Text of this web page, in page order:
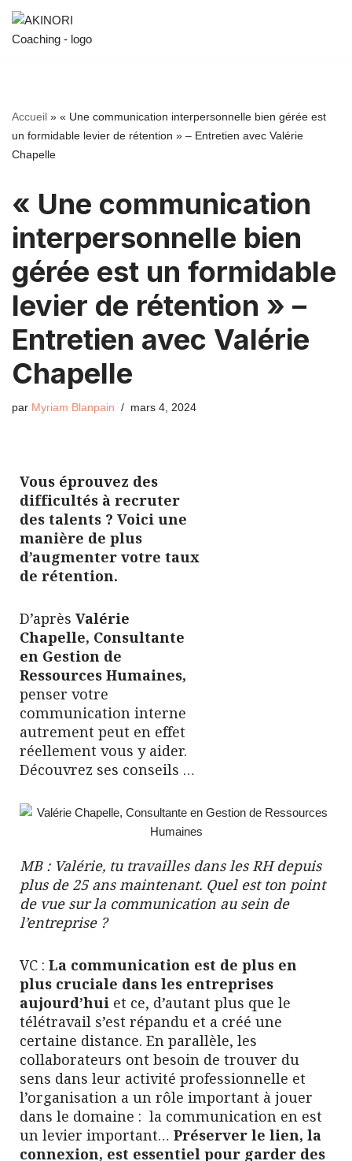
Aller
Accueil » « Une communication interpersonnelle bien gérée est
un formidable levier de rétention » – Entretien avec Valérie
Chapelle
« Une communication
interpersonnelle bien
gérée est un formidable
levier de rétention » –
Entretien avec Valérie
Chapelle
par Myriam Blanpain mars 4, 2024
Vous éprouvez des
difficultés à recruter
des talents ? Voici une
manière de plus
d’augmenter votre taux
de rétention.
D’après Valérie
Chapelle, Consultante
en Gestion de
Ressources Humaines,
penser votre
communication interne
autrement peut en effet
réellement vous y aider.
Découvrez ses conseils …
MB : Valérie, tu travailles dans les RH depuis
plus de 25 ans maintenant. Quel est ton point
de vue sur la communication au sein de
l’entreprise ?
VC : La communication est de plus en
plus cruciale dans les entreprises
aujourd’hui et ce, d’autant plus que le
télétravail s’est répandu et a créé une
certaine distance. En parallèle, les
collaborateurs ont besoin de trouver du
sens dans leur activité professionnelle et
l’organisation a un rôle important à jouer
dans le domaine : la communication en est
un levier important… Préserver le lien, la
connexion, est essentiel pour garder des